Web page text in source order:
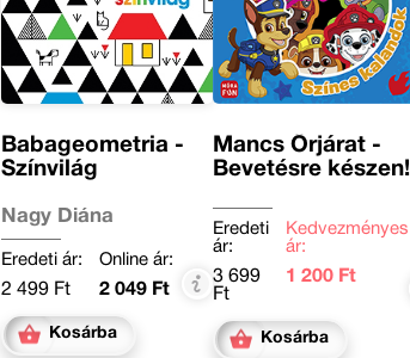
Babageometria -
Színvilág
Nagy Diána
Eredeti ár:
2 499 Ft
Online ár:
2 049 Ft
Kosárba
Mancs Őrjárat -
Bevetésre készen!
Eredeti
ár:
3 699
Ft
Kedvezményes
ár:
1 200 Ft
Kosárba